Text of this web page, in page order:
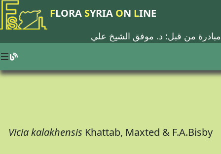
FLORA SYRIA ON LINE
مبادرة من قبل: د. موفق الشيخ علي
Vicia kalakhensis Khattab, Maxted & F.A.Bisby